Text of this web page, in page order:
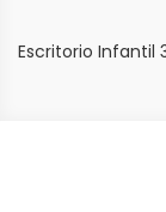
Escritorio Infantil